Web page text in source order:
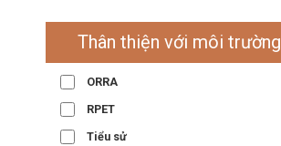
Thân thiện với môi trường
ORRA
RPET
Tiểu sử